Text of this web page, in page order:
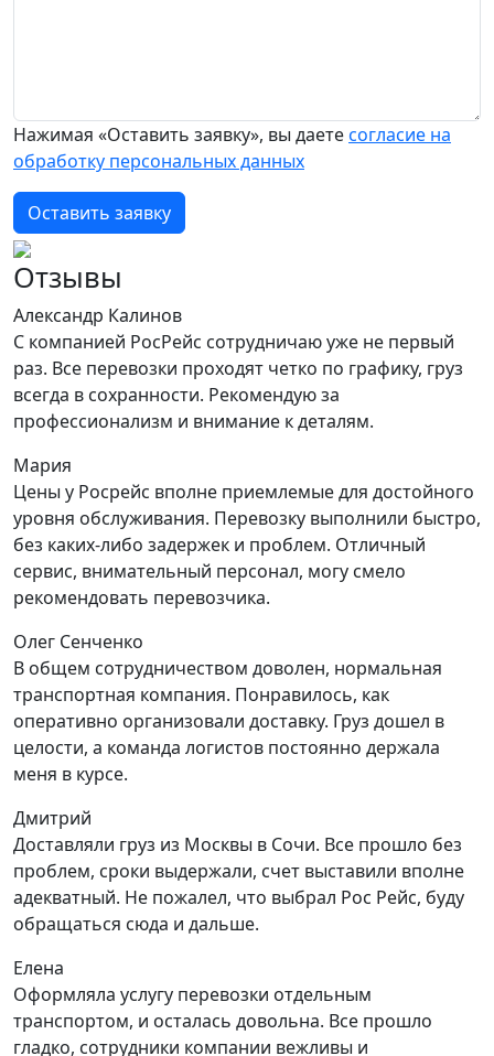
Нажимая «Оставить заявку», вы даетесогласие на
обработку персональных данных
Оставить заявку
Отзывы
Александр Калинов
С компанией РосРейс сотрудничаю уже не первый
раз. Все перевозки проходят четко по графику, груз
всегда в сохранности. Рекомендую за
профессионализм и внимание к деталям.
Мария
Цены у Росрейс вполне приемлемые для достойного
уровня обслуживания. Перевозку выполнили быстро,
без каких-либо задержек и проблем. Отличный
сервис, внимательный персонал, могу смело
рекомендовать перевозчика.
Олег Сенченко
В общем сотрудничеством доволен, нормальная
транспортная компания. Понравилось, как
оперативно организовали доставку. Груз дошел в
целости, а команда логистов постоянно держала
меня в курсе.
Дмитрий
Доставляли груз из Москвы в Сочи. Все прошло без
проблем, сроки выдержали, счет выставили вполне
адекватный. Не пожалел, что выбрал Рос Рейс, буду
обращаться сюда и дальше.
Елена
Оформляла услугу перевозки отдельным
транспортом, и осталась довольна. Все прошло
гладко, сотрудники компании вежливы и